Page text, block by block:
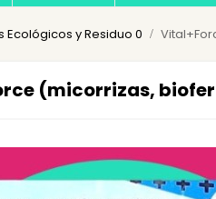
Ecológicos y Residuo 0
(micorrizas,